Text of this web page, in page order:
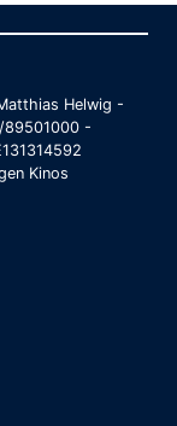
Helwig -
89501000 -
Kinos